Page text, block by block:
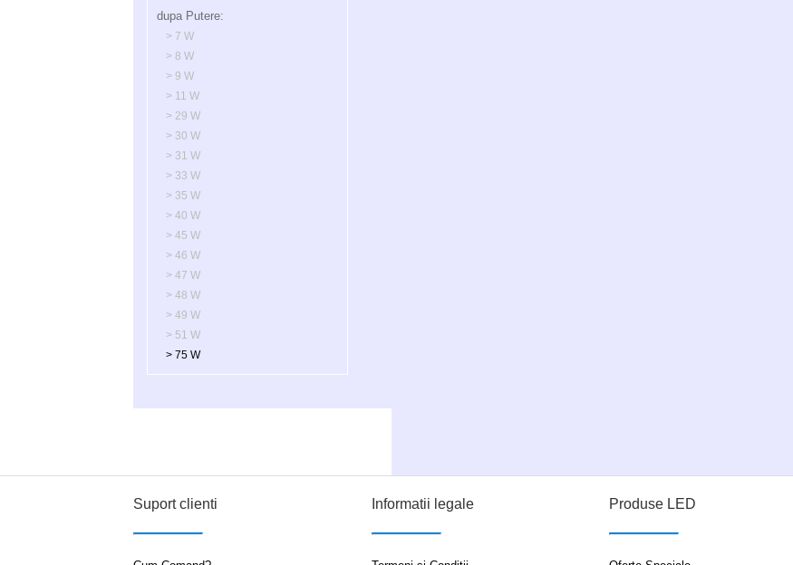
dupa Putere:
> 7 W
> 8 W
> 9 W
> 11 W
> 29 W
> 30 W
> 31 W
> 33 W
> 35 W
> 40 W
> 45 W
> 46 W
> 47 W
> 48 W
> 49 W
> 51 W
> 75 W
Suport clienti Informatii legale Produse LED